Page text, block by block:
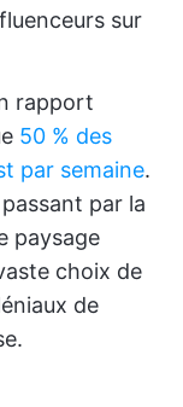
sur
rapport
50 % des
par semaine.
par la
paysage
choix de
de